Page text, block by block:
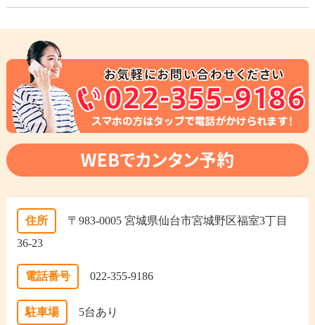
住所
〒983-0005 宮城県仙台市宮城野区福室3丁目
36-23
電話番号 022-355-9186
駐車場 5台あり